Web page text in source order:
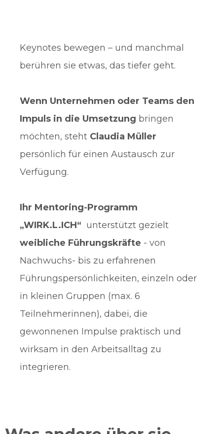
Keynotes bewegen – und manchmal
berühren sie etwas, das tiefer geht.
Wenn Unternehmen oder Teams den
Impuls in die Umsetzung bringen
möchten, steht Claudia Müller
persönlich für einen Austausch zur
Verfügung.
Ihr Mentoring-Programm
„WIRK.L.ICH“ unterstützt gezielt
weibliche Führungskräfte - von
Nachwuchs- bis zu erfahrenen
Führungspersönlichkeiten, einzeln oder
in kleinen Gruppen (max. 6
Teilnehmerinnen), dabei, die
gewonnenen Impulse praktisch und
wirksam in den Arbeitsalltag zu
integrieren.